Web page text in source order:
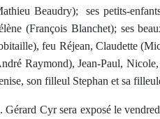
Beaudry);
ses petits-
(François Blanchet); ses
feu Réjean, Claudette
Raymond), Jean-Paul,
son filleul Stephan et sa
Gérard Cyr sera exposé le